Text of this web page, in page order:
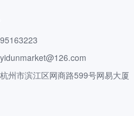
州市滨江区网商路599号网易大厦